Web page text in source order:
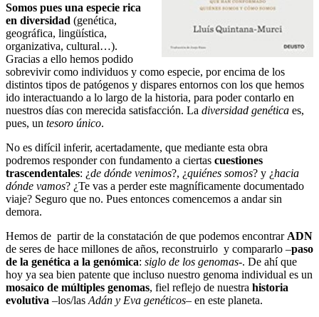
Somos pues una especie rica
en diversidad (genética,
geográfica, lingüística,
organizativa, cultural…).
Gracias a ello hemos podido
sobrevivir como individuos y como especie, por encima de los
distintos tipos de patógenos y dispares entornos con los que hemos
ido interactuando a lo largo de la historia, para poder contarlo en
nuestros días con merecida satisfacción. La diversidad genética es,
pues, un tesoro único.
No es difícil inferir, acertadamente, que mediante esta obra
podremos responder con fundamento a ciertas cuestiones
trascendentales: ¿de dónde venimos?, ¿quiénes somos? y ¿hacia
dónde vamos? ¿Te vas a perder este magníficamente documentado
viaje? Seguro que no. Pues entonces comencemos a andar sin
demora.
Hemos de partir de la constatación de que podemos encontrar ADN
de seres de hace millones de años, reconstruirlo y compararlo –paso
de la genética a la genómica: siglo de los genomas-. De ahí que
hoy ya sea bien patente que incluso nuestro genoma individual es un
mosaico de múltiples genomas, fiel reflejo de nuestra historia
evolutiva –los/las Adán y Eva genéticos– en este planeta.